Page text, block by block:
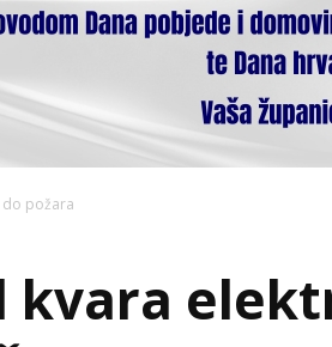
do požara
kvara